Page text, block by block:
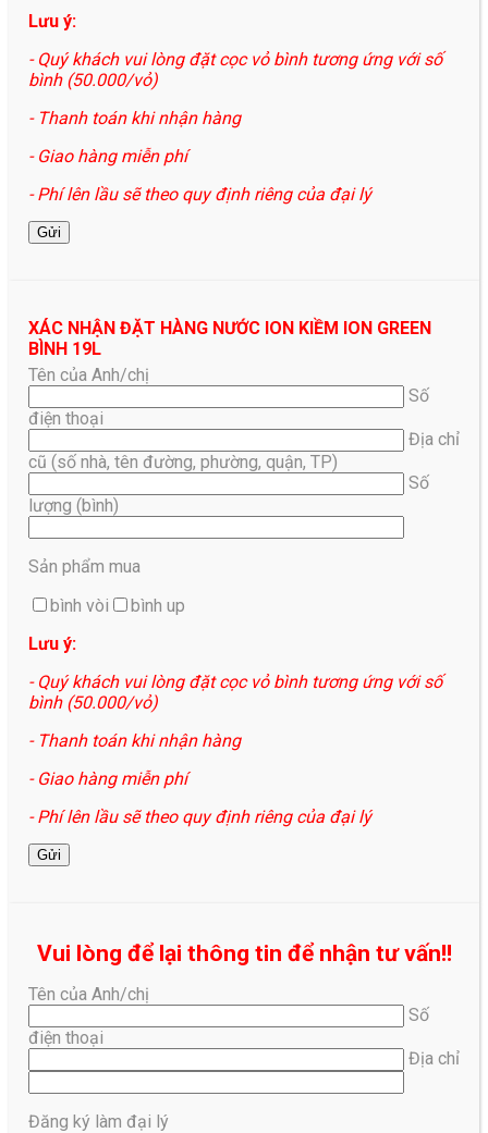
Lưu ý:
- Quý khách vui lòng đặt cọc vỏ bình tương ứng với số
bình (50.000/vỏ)
- Thanh toán khi nhận hàng
- Giao hàng miễn phí
- Phí lên lầu sẽ theo quy định riêng của đại lý
XÁC NHẬN ĐẶT HÀNG NƯỚC ION KIỀM ION GREEN
BÌNH 19L
Tên của Anh/chị
Số
điện thoại
Địa chỉ
cũ (số nhà, tên đường, phường, quận, TP)
Số
lượng (bình)
Sản phẩm mua
bình vòi
bình up
Lưu ý:
- Quý khách vui lòng đặt cọc vỏ bình tương ứng với số
bình (50.000/vỏ)
- Thanh toán khi nhận hàng
- Giao hàng miễn phí
- Phí lên lầu sẽ theo quy định riêng của đại lý
Vui lòng để lại thông tin để nhận tư vấn!!
Tên của Anh/chị
Số
điện thoại
Địa chỉ
Đăng ký làm đại lý